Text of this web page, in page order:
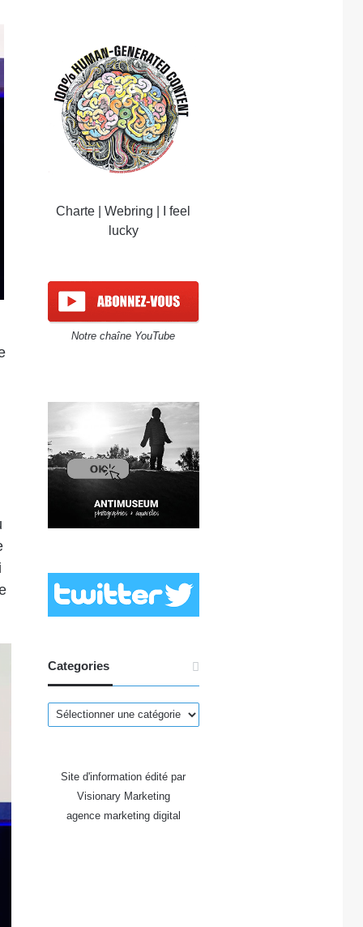
Charte |Webring
I feel
lucky
Notre chaîne YouTube
Categories
Categories
Site d'information édité par
Visionary Marketing
agence marketing digital